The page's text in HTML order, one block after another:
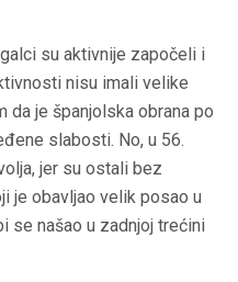
su aktivnije započeli i
nisu imali velike
da je španjolska obrana po
slabosti. No, u 56.
jer su ostali bez
je obavljao velik posao u
se našao u zadnjoj trećini